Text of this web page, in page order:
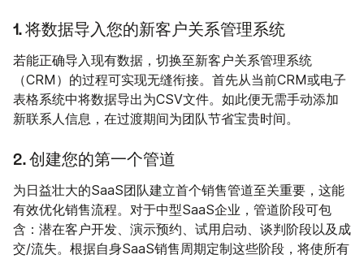
1. 将数据导入您的新客户关系管理系统
若能正确导入现有数据，切换至新客户关系管理系统
（CRM）的过程可实现无缝衔接。首先从当前CRM或电子
表格系统中将数据导出为CSV文件。如此便无需手动添加
新联系人信息，在过渡期间为团队节省宝贵时间。
2. 创建您的第一个管道
为日益壮大的SaaS团队建立首个销售管道至关重要，这能
有效优化销售流程。对于中型SaaS企业，管道阶段可包
含：潜在客户开发、演示预约、试用启动、谈判阶段以及成
交/流失。根据自身SaaS销售周期定制这些阶段，将使所有